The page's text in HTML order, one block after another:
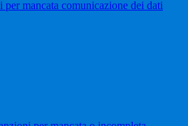
per mancata comunicazione dei dati